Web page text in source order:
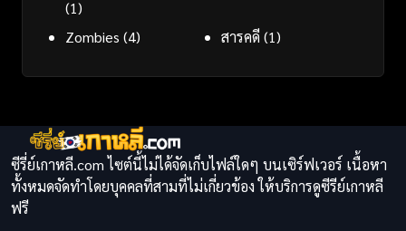
(1)
Zombies (4) สารคดี(1)
ซีรี่ย์เกาหลี.com ไซต์นี้ไม่ได้จัดเก็บไฟล์ใดๆ บนเซิร์ฟเวอร์ เนื้อหา
ทั้งหมดจัดทำโดยบุคคลที่สามที่ไม่เกี่ยวข้อง ให้บริการดูซีรีย์เกาหลี
ฟรี